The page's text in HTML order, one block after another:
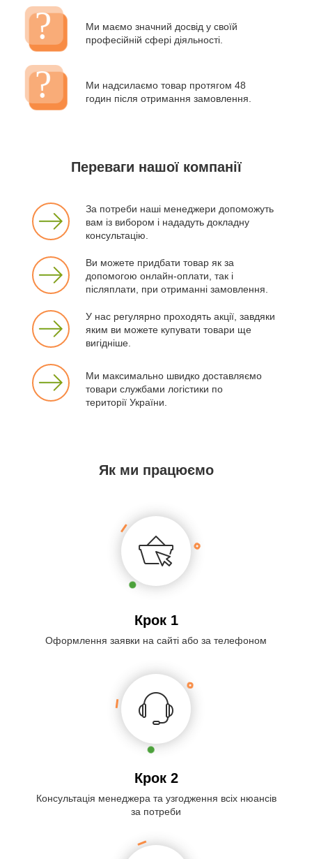
Ми маємо значний досвід у своїй
професійній сфері діяльності.
Ми надсилаємо товар протягом 48
годин після отримання замовлення.
Переваги нашої компанії
За потреби наші менеджери допоможуть
вам із вибором і нададуть докладну
консультацію.
Ви можете придбати товар як за
допомогою онлайн-оплати, так і
післяплати, при отриманні замовлення.
У нас регулярно проходять акції, завдяки
яким ви можете купувати товари ще
вигідніше.
Ми максимально швидко доставляємо
товари службами логістики по
території України.
Як ми працюємо
Крок 1
Оформлення заявки на сайті або за телефоном
Крок 2
Консультація менеджера та узгодження всіх нюансів
за потреби